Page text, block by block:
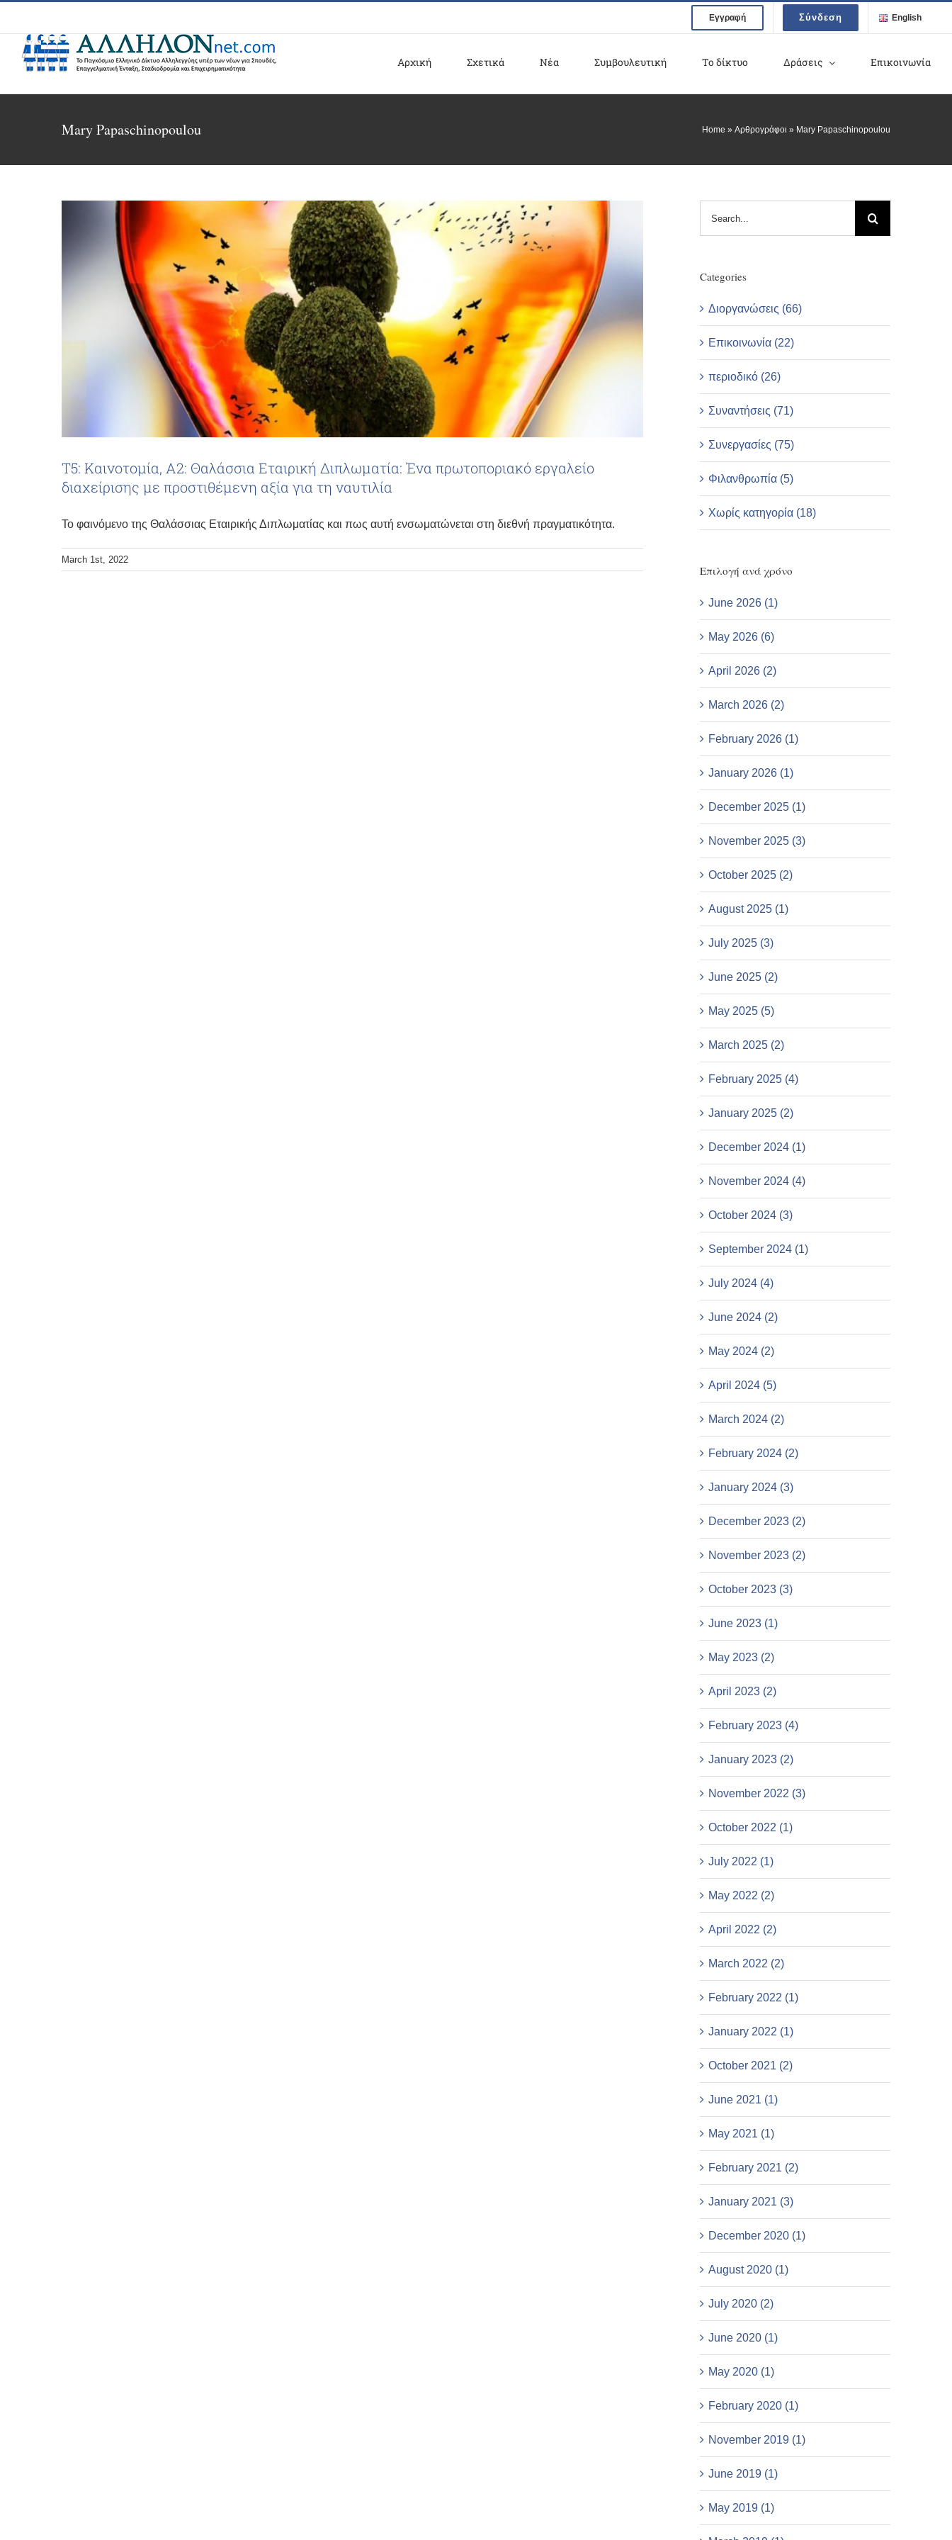
content
Εγγραφή Σύνδεση English
Αρχική Σχετικά Νέα Συμβουλευτική Το δίκτυο Δράσεις Επικοινωνία
Mary Papaschinopoulou Home » Αρθρογράφοι » Mary Papaschinopoulou
Τ5: Καινοτομία, Α2: Θαλάσσια Εταιρική Διπλωματία: Ένα πρωτοποριακό εργαλείο
διαχείρισης με προστιθέμενη αξία για τη ναυτιλία
Το φαινόμενο της Θαλάσσιας Εταιρικής Διπλωματίας και πως αυτή ενσωματώνεται στη διεθνή πραγματικότητα.
March 1st, 2022
Categories
Διοργανώσεις (66)
Επικοινωνία (22)
περιοδικό (26)
Συναντήσεις (71)
Συνεργασίες (75)
Φιλανθρωπία (5)
Χωρίς κατηγορία (18)
Επιλογή ανά χρόνο
June 2026 (1)
May 2026 (6)
April 2026 (2)
March 2026 (2)
February 2026 (1)
January 2026 (1)
December 2025 (1)
November 2025 (3)
October 2025 (2)
August 2025 (1)
July 2025 (3)
June 2025 (2)
May 2025 (5)
March 2025 (2)
February 2025 (4)
January 2025 (2)
December 2024 (1)
November 2024 (4)
October 2024 (3)
September 2024 (1)
July 2024 (4)
June 2024 (2)
May 2024 (2)
April 2024 (5)
March 2024 (2)
February 2024 (2)
January 2024 (3)
December 2023 (2)
November 2023 (2)
October 2023 (3)
June 2023 (1)
May 2023 (2)
April 2023 (2)
February 2023 (4)
January 2023 (2)
November 2022 (3)
October 2022 (1)
July 2022 (1)
May 2022 (2)
April 2022 (2)
March 2022 (2)
February 2022 (1)
January 2022 (1)
October 2021 (2)
June 2021 (1)
May 2021 (1)
February 2021 (2)
January 2021 (3)
December 2020 (1)
August 2020 (1)
July 2020 (2)
June 2020 (1)
May 2020 (1)
February 2020 (1)
November 2019 (1)
June 2019 (1)
May 2019 (1)